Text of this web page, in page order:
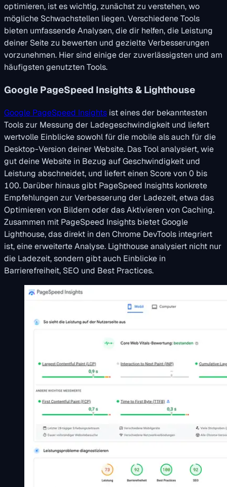
optimieren, ist es wichtig, zunächst zu verstehen, wo
mögliche Schwachstellen liegen. Verschiedene Tools
bieten umfassende Analysen, die dir helfen, die Leistung
deiner Seite zu bewerten und gezielte Verbesserungen
vorzunehmen. Hier sind einige der zuverlässigsten und am
häufigsten genutzten Tools.
Google PageSpeed Insights & Lighthouse
Google PageSpeed Insights ist eines der bekanntesten
Tools zur Messung der Ladegeschwindigkeit und liefert
wertvolle Einblicke sowohl für die mobile als auch für die
Desktop-Version deiner Website. Das Tool analysiert, wie
gut deine Website in Bezug auf Geschwindigkeit und
Leistung abschneidet, und liefert einen Score von 0 bis
100. Darüber hinaus gibt PageSpeed Insights konkrete
Empfehlungen zur Verbesserung der Ladezeit, etwa das
Optimieren von Bildern oder das Aktivieren von Caching.
Zusammen mit PageSpeed Insights bietet Google
Lighthouse, das direkt in den Chrome DevTools integriert
ist, eine erweiterte Analyse. Lighthouse analysiert nicht nur
die Ladezeit, sondern gibt auch Einblicke in
Barrierefreiheit, SEO und Best Practices.